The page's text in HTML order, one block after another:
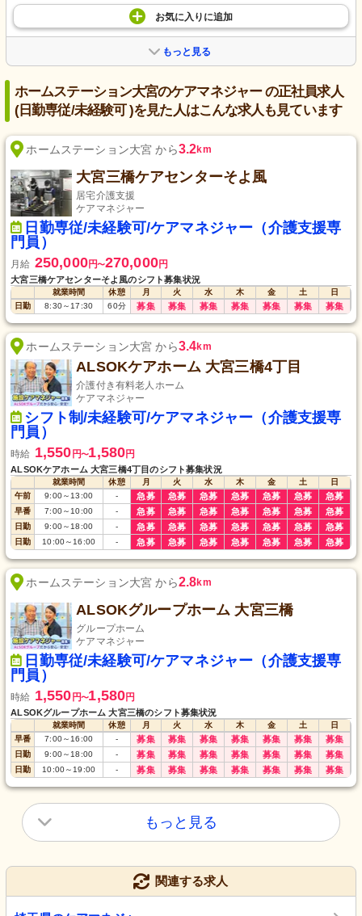
お気に入り に追加
もっと見る
ホームステーション大宮のケアマネジャー の正社員求人
(日勤専従/未経験可 )を見た人はこんな求人も見ています
ホームステーション大宮 から3.2km
大宮三橋ケアセンターそよ風
居宅介護支援
ケアマネジャー
日勤専従/未経験可/ケアマネジャー（介護支援専
門員）
月給 250,000円〜270,000円
大宮三橋ケアセンターそよ風のシフト募集状況
就業時間 休憩 月 火 水 木 金 土
日
日勤
8:30～ 17:30 60分 募集 募集 募集 募集 募集 募集 募集
ホームステーション大宮 から3.4km
ALSOKケアホーム 大宮三橋4丁目
介護付き有料老人ホーム
ケアマネジャー
シフト制/未経験可/ケアマネジャー（介護支援専
門員）
時給 1,550 円〜1,580円
ALSOKケアホーム 大宮三橋4丁目のシフト募集状況
就業時間 休憩 月 火 水 木 金 土
日
午前
9:00～ 13:00 - 急募 急募 急募 急募 急募 急募 急募
早番 7:00～ 10:00 - 急募 急募 急募 急募 急募 急募 急募
日勤 9:00～ 18:00 - 急募 急募 急募 急募 急募 急募 急募
日勤 10:00～ 16:00 - 急募 急募 急募 急募 急募 急募 急募
ホームステーション大宮 から2.8km
ALSOKグループホーム 大宮三橋
グループホーム
ケアマネジャー
日勤専従/未経験可/ケアマネジャー（介護支援専
門員）
時給 1,550 円〜1,580円
ALSOKグループホーム 大宮三橋のシフト募集状況
就業時間 休憩 月 火 水 木 金 土
日
早番
7:00～ 16:00 - 募集 募集 募集 募集 募集 募集 募集
日勤 9:00～ 18:00 - 募集 募集 募集 募集 募集 募集 募集
日勤 10:00～ 19:00 - 募集 募集 募集 募集 募集 募集 募集
もっと見る
関連する求人